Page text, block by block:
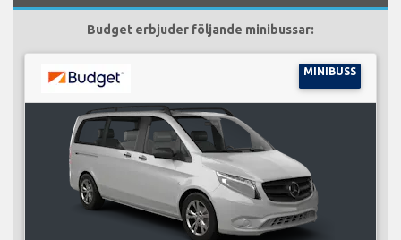
Budget erbjuder följande minibussar:
MINIBUSS